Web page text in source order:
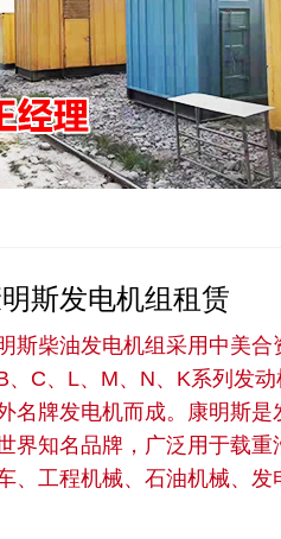
斯发电机组租赁
斯柴油发电机组采用中美合
、C、L、M、N、K系列发动
名牌发电机而成。康明斯是
界知名品牌，广泛用于载重
、工程机械、石油机械、发